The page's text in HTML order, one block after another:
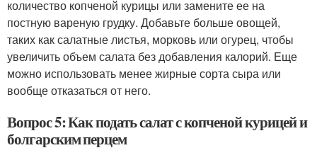
количество копченой курицы или замените ее на
постную вареную грудку. Добавьте больше овощей,
таких как салатные листья, морковь или огурец, чтобы
увеличить объем салата без добавления калорий. Еще
можно использовать менее жирные сорта сыра или
вообще отказаться от него.
Вопрос 5: Как подать салат с копченой курицей и
болгарским перцем